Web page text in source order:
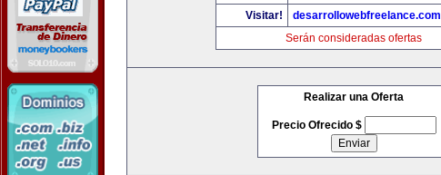
Visitar!
desarrollowebfreelance.com
Serán consideradas ofertas
Realizar una Oferta
Precio Ofrecido $